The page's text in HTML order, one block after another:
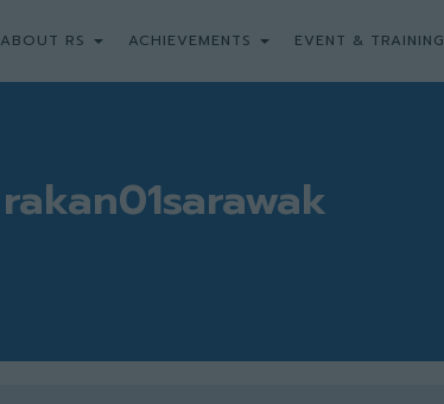
ABOUT RS ACHIEVEMENTS EVENT & TRAINING
rakan01sarawak